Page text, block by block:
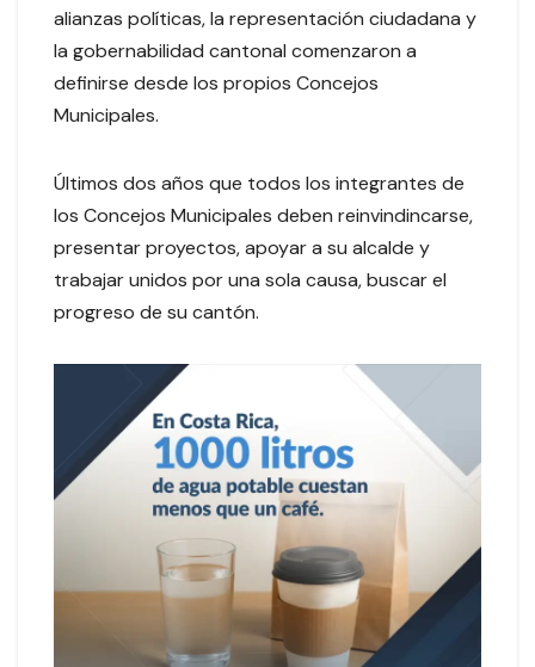
alianzas políticas, la representación ciudadana y
la gobernabilidad cantonal comenzaron a
definirse desde los propios Concejos
Municipales.
Últimos dos años que todos los integrantes de
los Concejos Municipales deben reinvindincarse,
presentar proyectos, apoyar a su alcalde y
trabajar unidos por una sola causa, buscar el
progreso de su cantón.